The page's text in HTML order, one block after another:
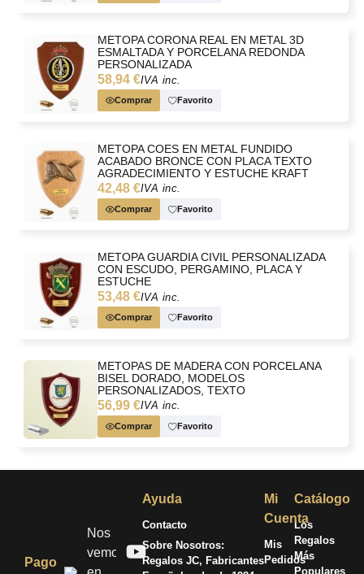
METOPA CORONA REAL EN METAL 3D
ESMALTADA Y PORCELANA REDONDA
PERSONALIZADA
58,94 €IVA inc.
Comprar Favorito
METOPA COES EN METAL FUNDIDO
ACABADO BRONCE CON PLACA TEXTO
AGRADECIMIENTO Y ESTUCHE KRAFT
42,48 €IVA inc.
Comprar Favorito
METOPA GUARDIA CIVIL PERSONALIZADA
CON ESCUDO, PERGAMINO, PLACA Y
ESTUCHE
53,48 €IVA inc.
Comprar Favorito
METOPAS DE MADERA CON PORCELANA
BISEL DORADO, MODELOS
PERSONALIZADOS, TEXTO
AGRADECIMIENTO Y PRESENTACIÓN
56,99 €IVA inc.
Comprar Favorito
Pago
Nos
vemos
Ayuda
Contacto
Sobre Nosotros:
Regalos JC, Fabricantes
Mi
Cuenta
Mis
Pedidos
Catálogo
Los
Regalos
Más
Populares